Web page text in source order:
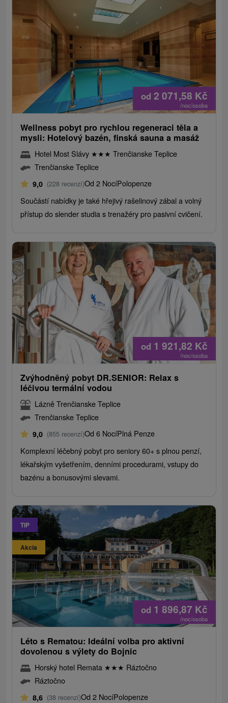
od 2 071,58 Kč
/noc/osoba
Wellness pobyt pro rychlou regeneraci těla a
mysli: Hotelový bazén, finská sauna a masáž
Hotel Most Slávy ★★★ Trenčianske Teplice
Trenčianske Teplice
9,0 (228 recenzí)Od 2 NocíPolopenze
Součástí nabídky je také hřejivý rašelinový zábal a volný
přístup do slender studia s trenažéry pro pasivní cvičení.
od 1 921,82 Kč
/noc/osoba
Zvýhodněný pobyt DR.SENIOR: Relax s
léčivou termální vodou
Lázně Trenčianske Teplice
Trenčianske Teplice
9,0 (855 recenzí)Od 6 NocíPlná Penze
Komplexní léčebný pobyt pro seniory 60+ s plnou penzí,
lékařským vyšetřením, denními procedurami, vstupy do
bazénu a bonusovými slevami.
TIP
Akcia
od 1 896,87 Kč
/noc/osoba
Léto s Rematou: Ideální volba pro aktivní
dovolenou s výlety do Bojnic
Horský hotel Remata ★★★ Ráztočno
Ráztočno
8,6 (38 recenzí)Od 2 NocíPolopenze